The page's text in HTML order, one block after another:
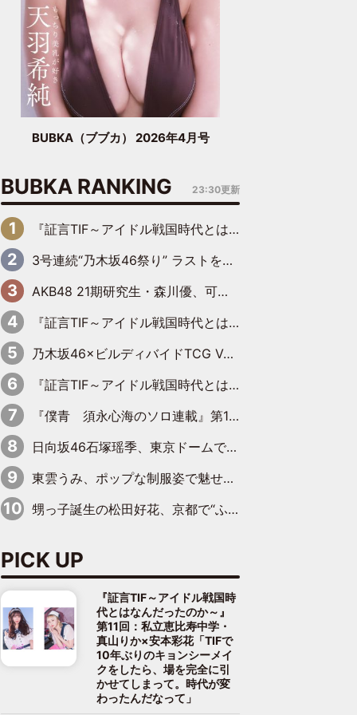
BUBKA（ブブカ） 2026年4月号
BUBKA RANKING 23:30更新
『証言TIF～アイドル戦国時代とはなんだったのか～』第6回：でんぱ組.inc・古川未鈴×相沢梨紗「『ハロプロやりたかったな』って言ったら、夢眠ねむさんに『てめえはでんぱ組．incなんだよ！』って肩パンされて(笑)」
3号連続“乃木坂46祭り” ラストを飾るのは賀喜遥香…5年ぶりの登場に「5年分大人になった私を見ていただけたら」
AKB48 21期研究生・森川優、可愛さもある大人の女性に
『証言TIF～アイドル戦国時代とはなんだったのか～』第10回：さくら学院・武藤彩未×飯田らうら「正直、中3で辞めるというのを信じてなくて。そう言われてはいたけど、嘘でしょって」
乃木坂46×ビルディバイドTCG Vol.2公開 賀喜遥香＆田村真佑が『京まふ』ステージに登壇
『証言TIF～アイドル戦国時代とはなんだったのか～』第11回：私立恵比寿中学・真山りか×安本彩花「TIFで10年ぶりのキョンシーメイクをしたら、場を完全に引かせてしまって。時代が変わったんだなって」
『僕青 須永心海のソロ連載』第18回：「バーゲンセールハンターみうな inしまむら」編
日向坂46石塚瑶季、東京ドームで“観戦バレ”！ ナイツ・塙も認めた「巨人に詳しすぎるアイドル」は元VENUSスクール生で杉内コーチ推し⁉
東雲うみ、ポップな制服姿で魅せる“東雲グリーン”の正体
甥っ子誕生の松田好花、京都で“ふたつの家族”をはしご！ “母”黒谷友香に見送られ、“父”松岡昌宏とはハシゴ酒
PICK UP
『証言TIF～アイドル戦国時
代とはなんだったのか～』
第11回：私立恵比寿中学・
真山りか×安本彩花「TIFで
10年ぶりのキョンシーメイ
クをしたら、場を完全に引
かせてしまって。時代が変
わったんだなって」